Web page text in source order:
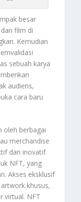
besar
film di
Kemudian
sebuah karya
audiens,
cara baru
oleh berbagai
merchandise
dan inovatif.
NFT, yang
Akses eksklusif
khusus,
virtual. NFT